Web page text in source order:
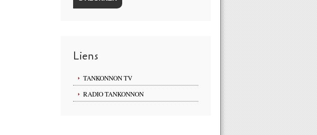
Liens
TANKONNON TV
RADIO TANKONNON